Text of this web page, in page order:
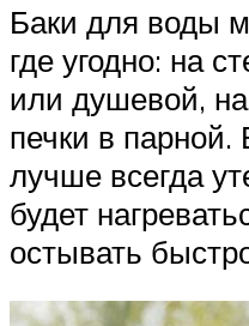
Баки для воды
где угодно: на
или душевой,
печки в
лучше всегда
будет
остывать